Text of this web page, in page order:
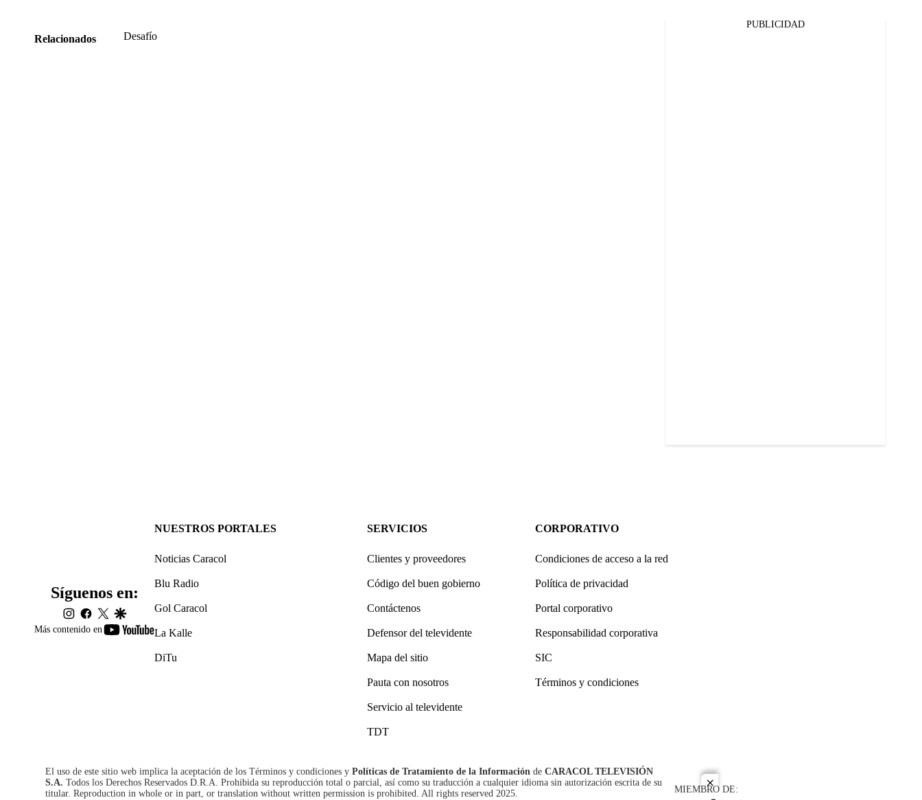
close
Relacionados Desafío
PUBLICIDAD
Más contenido en
youtube-
Síguenos en:
instagram
facebook
twittergoogle
NUESTROS PORTALES
Noticias Caracol
Blu Radio
Gol Caracol
La Kalle
DiTu
SERVICIOS
Clientes y proveedores
Código del buen gobierno
Contáctenos
Defensor del televidente
Mapa del sitio
Pauta con nosotros
Servicio al televidente
TDT
CORPORATIVO
Condiciones de acceso a la red
Política de privacidad
Portal corporativo
Responsabilidad corporativa
SIC
Términos y condiciones
El uso de este sitio web implica la aceptación de los Términos y condiciones y Políticas de Tratamiento de la Información de CARACOL TELEVISIÓN
S.A. Todos los Derechos Reservados D.R.A. Prohibida su reproducción total o parcial, así como su traducción a cualquier idioma sin autorización escrita de su
titular. Reproduction in whole or in part, or translation without written permission is prohibited. All rights reserved 2025.
MIEMBRO DE: